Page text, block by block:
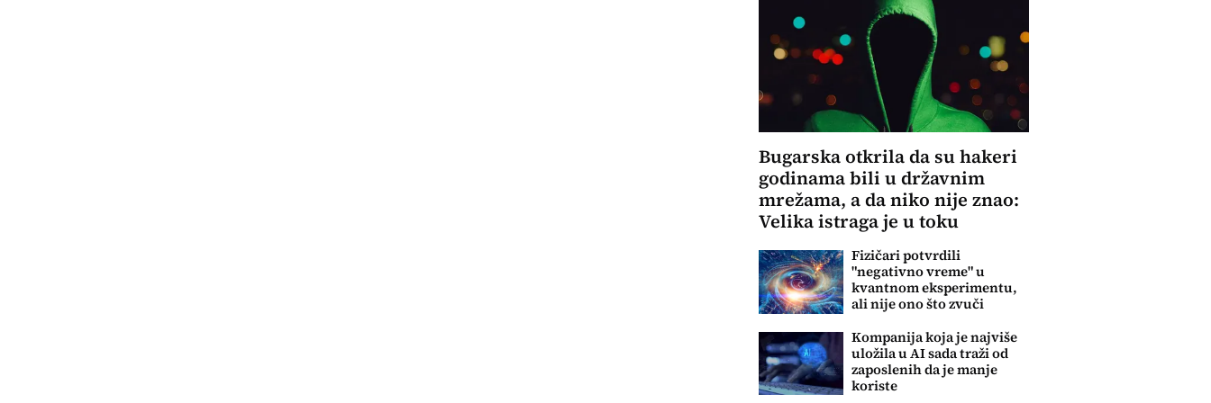
Bugarska otkrila da su hakeri
godinama bili u državnim
mrežama, a da niko nije znao:
Velika istraga je u toku
Fizičari potvrdili
"negativno vreme" u
kvantnom eksperimentu,
ali nije ono što zvuči
Kompanija koja je najviše
uložila u AI sada traži od
zaposlenih da je manje
koriste